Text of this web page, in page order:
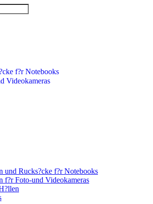
f?r Notebooks
Videokameras
und Rucks?cke f?r Notebooks
f?r Foto-und Videokameras